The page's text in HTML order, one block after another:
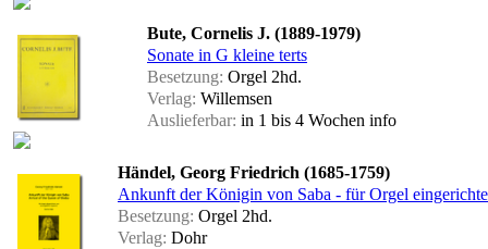
Bute, Cornelis J. (1889-1979)
Sonate in G kleine terts
Besetzung: Orgel 2hd.
Verlag: Willemsen
Auslieferbar: in 1 bis 4 Wochen info
Händel, Georg Friedrich (1685-1759)
Ankunft der Königin von Saba - für Orgel
Besetzung: Orgel 2hd.
Verlag: Dohr